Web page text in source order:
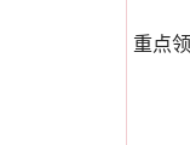
重点